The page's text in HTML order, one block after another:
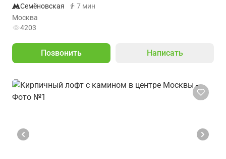
Семёновская
7 мин
Москва
4203
Позвонить Написать